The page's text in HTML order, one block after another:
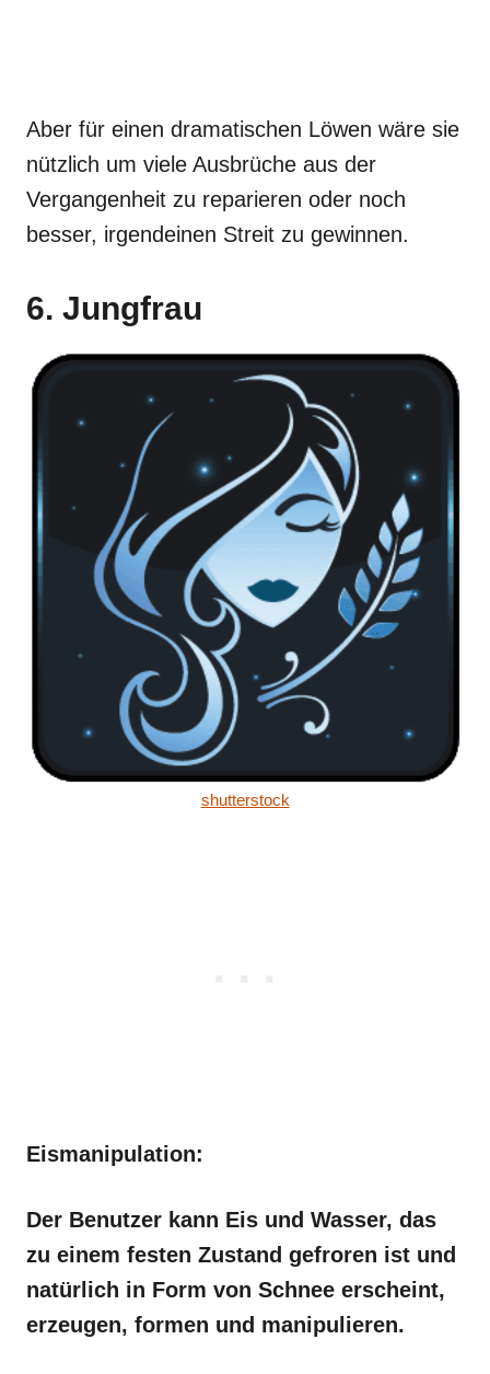
Aber für einen dramatischen Löwen wäre sie
nützlich um viele Ausbrüche aus der
Vergangenheit zu reparieren oder noch
besser, irgendeinen Streit zu gewinnen.
6. Jungfrau
shutterstock
Eismanipulation:
Der Benutzer kann Eis und Wasser, das
zu einem festen Zustand gefroren ist und
natürlich in Form von Schnee erscheint,
erzeugen, formen und manipulieren.